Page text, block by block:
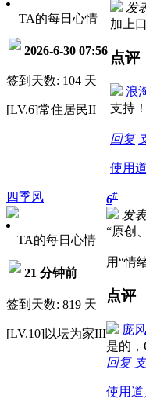
TA的每日心情
2026-6-30 07:56
签到天数: 104 天
[LV.6]常住居民II
发
加上
点评
浪
支持
回复
使用
四季风
TA的每日心情
21 分钟前
签到天数: 819 天
[LV.10]以坛为家III
6#
发
“原创
用“情
点评
庞
是的
回复
使用道